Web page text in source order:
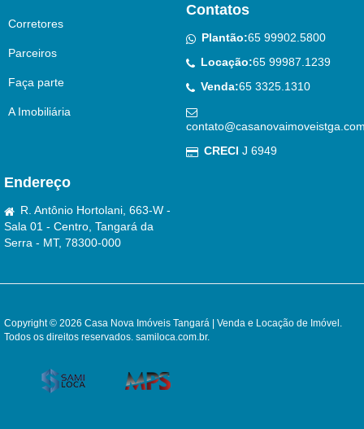
Corretores
Parceiros
Faça parte
A Imobiliária
Contatos
Plantão:65 99902.5800
Locação:65 99987.1239
Venda:65 3325.1310
CRECI J 6949
Endereço
R. Antônio Hortolani, 663-W -
Sala 01 - Centro, Tangará da
Serra - MT, 78300-000
Copyright © 2026 Casa Nova Imóveis Tangará | Venda e Locação de Imóvel.
Todos os direitos reservados. samiloca.com.br.